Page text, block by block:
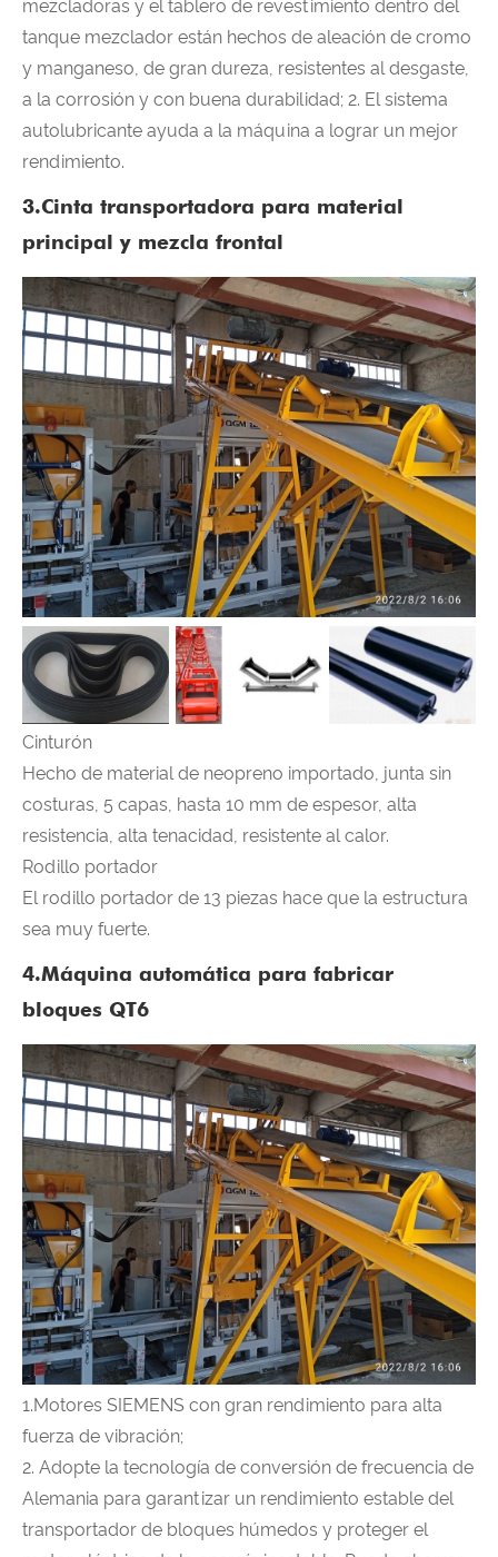
mezcladoras y el tablero de revestimiento dentro del
tanque mezclador están hechos de aleación de cromo
y manganeso, de gran dureza, resistentes al desgaste,
a la corrosión y con buena durabilidad; 2. El sistema
autolubricante ayuda a la máquina a lograr un mejor
rendimiento.
3.Cinta transportadora para material
principal y mezcla frontal
Cinturón
Hecho de material de neopreno importado, junta sin
costuras, 5 capas, hasta 10 mm de espesor, alta
resistencia, alta tenacidad, resistente al calor.
Rodillo portador
El rodillo portador de 13 piezas hace que la estructura
sea muy fuerte.
4.Máquina automática para fabricar
bloques QT6
1.Motores SIEMENS con gran rendimiento para alta
fuerza de vibración;
2. Adopte la tecnología de conversión de frecuencia de
Alemania para garantizar un rendimiento estable del
transportador de bloques húmedos y proteger el